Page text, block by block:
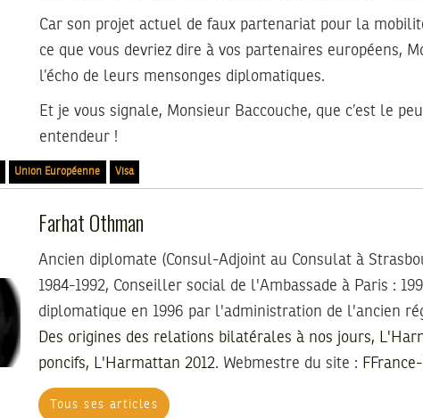
Car son projet actuel de faux partenariat pour la
ce que vous devriez dire à vos partenaires européens,
l’écho de leurs mensonges diplomatiques.
Et je vous signale, Monsieur Baccouche, que c’est le
entendeur !
Union Européenne Visa
Farhat Othman
Ancien diplomate (Consul-Adjoint au Consulat à
1984-1992, Conseiller social de l'Ambassade à Paris :
diplomatique en 1996 par l'administration de l'ancien
Des origines des relations bilatérales à nos jours,
poncifs, L'Harmattan 2012. Webmestre du site :
Tous ses articles